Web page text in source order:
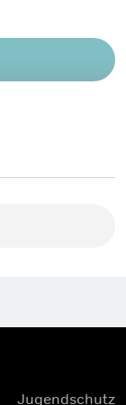
Jugendschutz